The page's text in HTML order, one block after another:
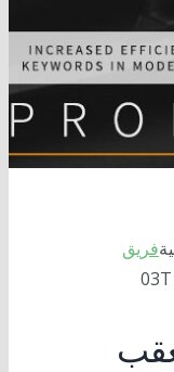
اتصل بنا
فريق